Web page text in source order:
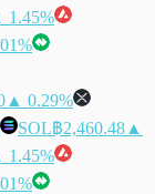
1.45%
▲ 0.29%
SOL฿2,460.48 ▲
1.45%